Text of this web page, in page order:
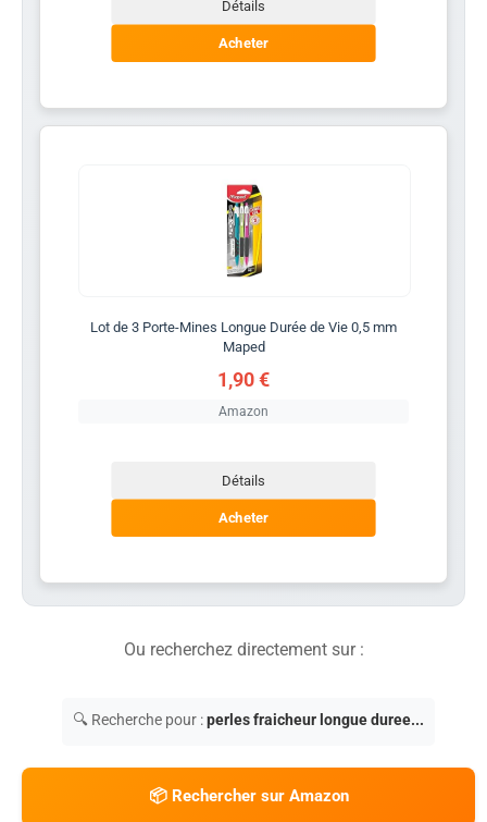
Détails
Acheter
Lot de 3 Porte-Mines Longue Durée de Vie 0,5 mm
Maped
1,90 €
Amazon
Détails
Acheter
Ou recherchez directement sur :
🔍 Recherche pour :perles fraicheur longue duree...
📦 Rechercher sur Amazon